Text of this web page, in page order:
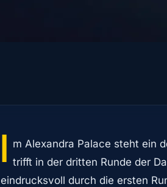
I m Alexandra Palace steht ein
trifft in der dritten Runde der
eindrucksvoll durch die ersten